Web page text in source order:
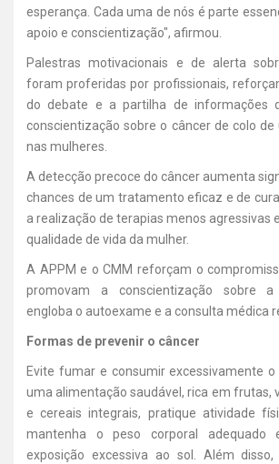
esperança. Cada uma de nós é parte
apoio e conscientização", afirmou.
Palestras motivacionais e de alerta
foram proferidas por profissionais,
do debate e a partilha de informações
conscientização sobre o câncer de colo
nas mulheres.
A detecção precoce do câncer aumenta
chances de um tratamento eficaz e de
a realização de terapias menos agressivas
qualidade de vida da mulher.
A APPM e o CMM reforçam o
promovam a conscientização sobre a
engloba o autoexame e a consulta médica
Formas de prevenir o câncer
Evite fumar e consumir excessivamente
uma alimentação saudável, rica em frutas,
e cereais integrais, pratique atividade
mantenha o peso corporal
exposição excessiva ao sol. Além